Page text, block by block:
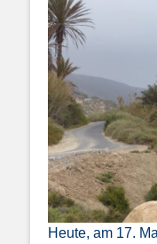
Heute, am 17.